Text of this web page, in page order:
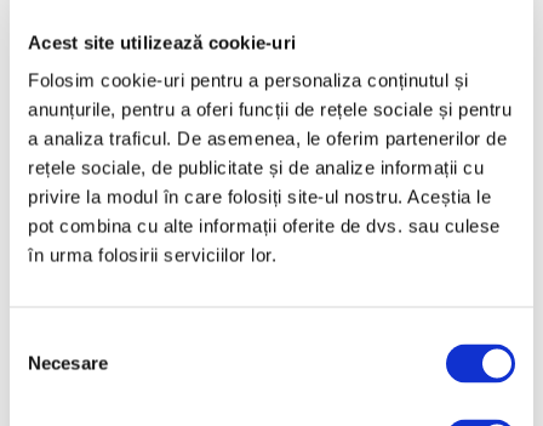
Acest site utilizează cookie-uri
Folosim cookie-uri pentru a personaliza conținutul și
anunțurile, pentru a oferi funcții de rețele sociale și pentru
a analiza traficul. De asemenea, le oferim partenerilor de
rețele sociale, de publicitate și de analize informații cu
privire la modul în care folosiți site-ul nostru. Aceștia le
pot combina cu alte informații oferite de dvs. sau culese
în urma folosirii serviciilor lor.
consimțământului
Necesare
Februarie 2025
Ianuarie 2025
Decembrie 2024
Noiembrie 2024
Octombrie 2024
Iulie 2024